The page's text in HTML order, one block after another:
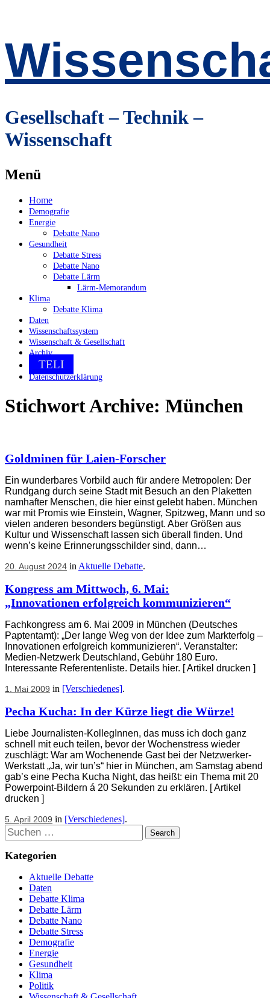
Gesellschaft – Technik –
Wissenschaft
Menü
Zum
Inhalt
springen
Home
Demografie
Energie
Debatte Nano
Gesundheit
Debatte Stress
Debatte Nano
Debatte Lärm
Lärm-Memorandum
Klima
Debatte Klima
Daten
Wissenschaftssystem
Wissenschaft & Gesellschaft
Archiv
TELI
Datenschutzerklärung
Stichwort Archive: München
Goldminen für Laien-Forscher
Ein wunderbares Vorbild auch für andere Metropolen: Der
Rundgang durch seine Stadt mit Besuch an den Plaketten
namhafter Menschen, die hier einst gelebt haben. München
war mit Promis wie Einstein, Wagner, Spitzweg, Mann und so
vielen anderen besonders begünstigt. Aber Größen aus
Kultur und Wissenschaft lassen sich überall finden. Und
wenn’s keine Erinnerungsschilder sind, dann…
20. August 2024 in Aktuelle Debatte.
Kongress am Mittwoch, 6. Mai:
„Innovationen erfolgreich kommunizieren“
Fachkongress am 6. Mai 2009 in München (Deutsches
Paptentamt): „Der lange Weg von der Idee zum Markterfolg –
Innovationen erfolgreich kommunizieren“. Veranstalter:
Medien-Netzwerk Deutschland, Gebühr 180 Euro.
Interessante Referentenliste. Details hier. [ Artikel drucken ]
1. Mai 2009 in [Verschiedenes].
Pecha Kucha: In der Kürze liegt die Würze!
Liebe Journalisten-KollegInnen, das muss ich doch ganz
schnell mit euch teilen, bevor der Wochenstress wieder
zuschlägt: War am Wochenende Gast bei der Netzwerker-
Werkstatt „Ja, wir tun’s“ hier in München, am Samstag abend
gab’s eine Pecha Kucha Night, das heißt: ein Thema mit 20
Powerpoint-Bildern á 20 Sekunden zu erklären. [ Artikel
drucken ]
5. April 2009 in [Verschiedenes].
Suchen
Kategorien
Aktuelle Debatte
Daten
Debatte Klima
Debatte Lärm
Debatte Nano
Debatte Stress
Demografie
Energie
Gesundheit
Klima
Politik